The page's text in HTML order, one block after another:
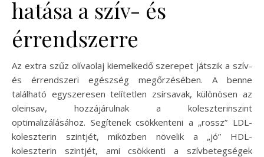
hatása a szív- és
érrendszerre
Az extra szűz olívaolaj kiemelkedő szerepet játszik a szív-
és érrendszeri egészség megőrzésében. A benne
található egyszeresen telítetlen zsírsavak, különösen az
oleinsav, hozzájárulnak a koleszterinszint
optimalizálásához. Segítenek csökkenteni a „rossz” LDL-
koleszterin szintjét, miközben növelik a „jó” HDL-
koleszterin szintjét, ami csökkenti a szívbetegségek